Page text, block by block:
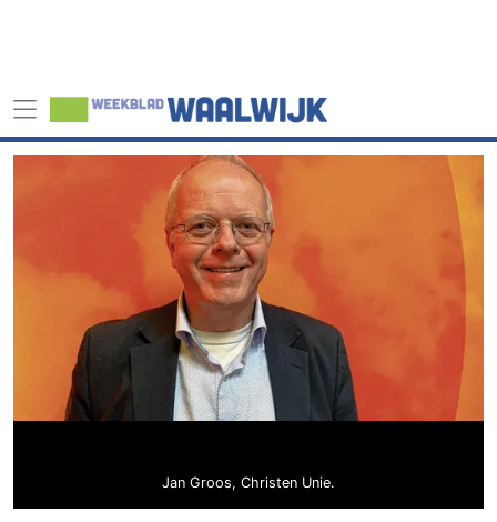
Jan Groos, Christen Unie.